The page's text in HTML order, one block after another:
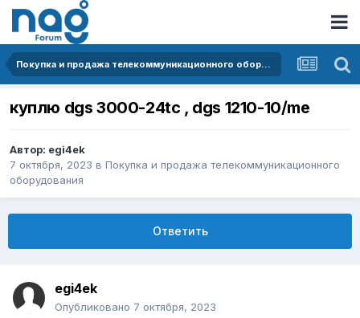
Покупка и продажа телекоммуникационного оборудования
куплю dgs 3000-24tc , dgs 1210-10/me
Автор: egi4ek
7 октября, 2023 в Покупка и продажа телекоммуникационного
оборудования
Ответить
egi4ek
Опубликовано 7 октября, 2023